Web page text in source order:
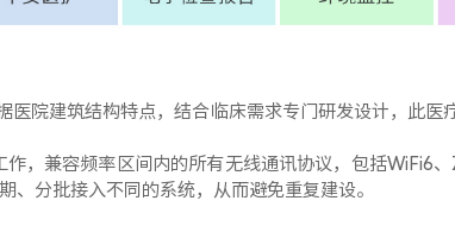
医院建筑结构特点，结合临床需求专门研发设计，此
作，兼容频率区间内的所有无线通讯协议，包括WiFi6、
、分批接入不同的系统，从而避免重复建设。